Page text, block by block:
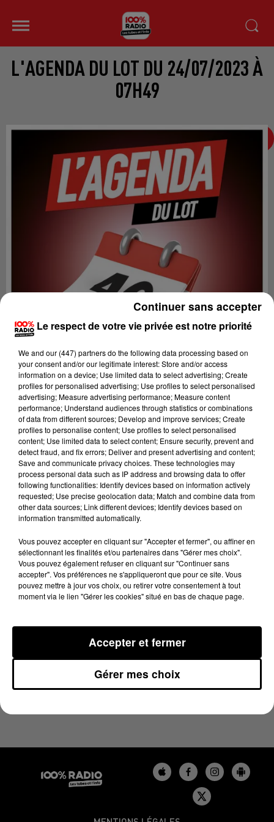
L'AGENDA DU LOT DU 24/07/2023 À
07H49
Lecture (1 min 21 sec)
100%
24 juillet 2023 - 1 min 21 sec
L'AGENDA DU LOT DU 24/07/2023 À 07H49
Le respect de votre vie privée est notre priorité
We and our (447) partnersdo the following data processing based on
your consent and/or our legitimate interest: Store and/or access
information on a device; Use limited data to select advertising; Create
profiles for personalised advertising; Use profiles to select personalised
advertising; Measure advertising performance; Measure content
performance; Understand audiences through statistics or combinations
of data from different sources; Develop and improve services; Create
profiles to personalise content; Use profiles to select personalised
content; Use limited data to select content; Ensure security, prevent and
detect fraud, and fix errors; Deliver and present advertising and content;
Save and communicate privacy choices. These technologies may
process personal data such as IP address and browsing data to offer
following functionalities: Identify devices based on information actively
requested; Use precise geolocation data; Match and combine data from
other data sources; Link different devices; Identify devices based on
information transmitted automatically.
Vous pouvez accepter en cliquant sur "Accepter et fermer", ou affiner en
sélectionnant les finalités et/ou partenaires dans "Gérer mes choix".
Vous pouvez également refuser en cliquant sur "Continuer sans
accepter". Vos préférences ne s'appliqueront que pour ce site. Vous
pouvez mettre à jour vos choix, ou retirer votre consentement à tout
moment via le lien "Gérer les cookies" situé en bas de chaque page.
Gérer mes choix
Accepter et fermer
Continuer sans accepter